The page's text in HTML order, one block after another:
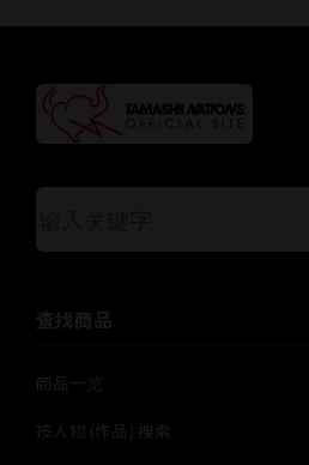
查找商品
商品一览
按人物 (作品) 搜索